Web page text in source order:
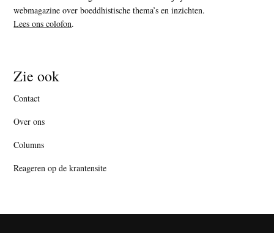
webmagazine over boeddhistische thema’s en inzichten.
Lees ons colofon.
Zie ook
Contact
Over ons
Columns
Reageren op de krantensite